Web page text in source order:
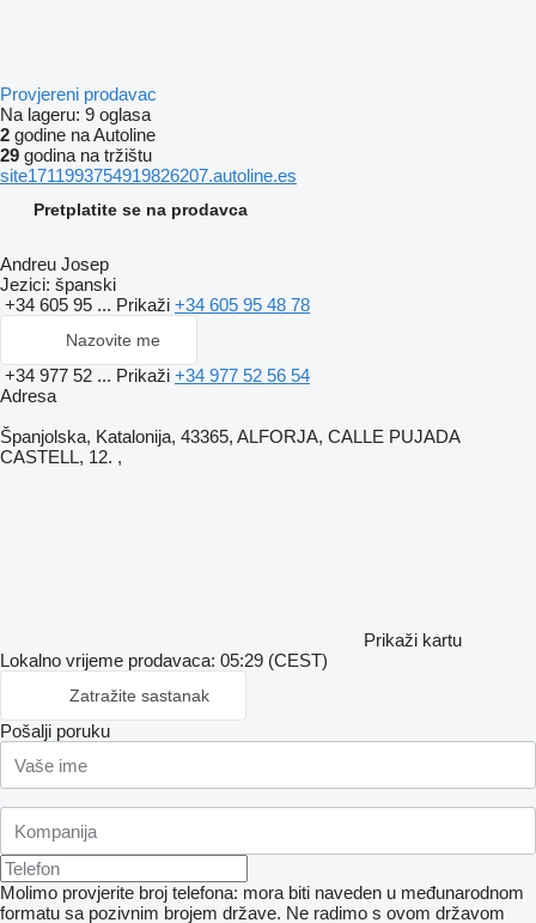
Provjereni prodavac
Na lageru: 9 oglasa
2 godine na Autoline
29 godina na tržištu
site1711993754919826207.autoline.es
Pretplatite se na prodavca
Andreu Josep
Jezici: španski
+34 605 95 ... Prikaži +34 605 95 48 78
Nazovite me
+34 977 52 ... Prikaži +34 977 52 56 54
Adresa
Španjolska, Katalonija, 43365, ALFORJA, CALLE PUJADA
CASTELL, 12. ,
Prikaži kartu
Lokalno vrijeme prodavaca: 05:29 (CEST)
Zatražite sastanak
Pošalji poruku
Molimo provjerite broj telefona: mora biti naveden u međunarodnom
formatu sa pozivnim brojem države. Ne radimo s ovom državom